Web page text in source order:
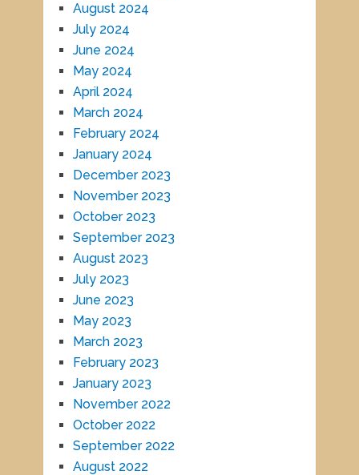
August 2024
July 2024
June 2024
May 2024
April 2024
March 2024
February 2024
January 2024
December 2023
November 2023
October 2023
September 2023
August 2023
July 2023
June 2023
May 2023
March 2023
February 2023
January 2023
November 2022
October 2022
September 2022
August 2022